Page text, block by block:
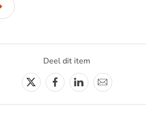
Deel dit item
TwitterFacebookLinkedin
E-